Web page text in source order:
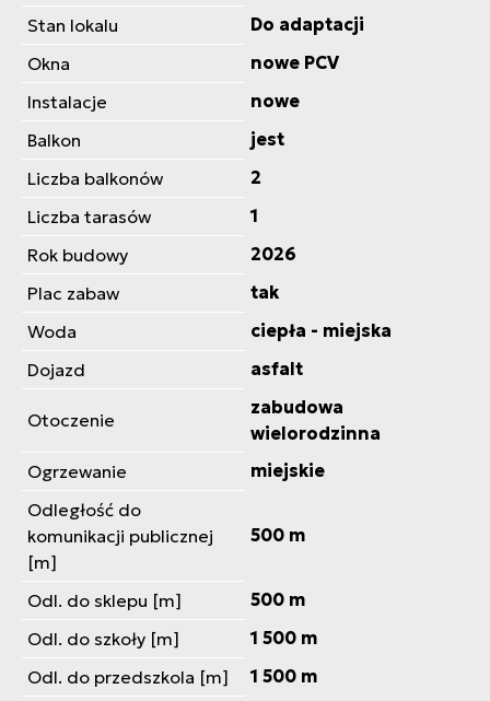
Stan lokalu
Do adaptacji
Okna
nowe PCV
Instalacje
nowe
Balkon
jest
Liczba balkonów
2
Liczba tarasów
1
Rok budowy
2026
Plac zabaw
tak
Woda
ciepła - miejska
Dojazd
asfalt
Otoczenie
zabudowa
wielorodzinna
Ogrzewanie
miejskie
Odległość do
komunikacji publicznej
[m]
500 m
Odl. do sklepu [m]
500 m
Odl. do szkoły [m]
1 500 m
Odl. do przedszkola [m]
1 500 m